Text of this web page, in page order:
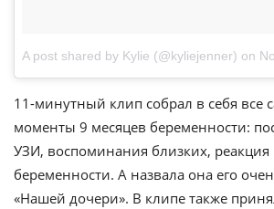
A post shared by Kylie (@kyliejenner) on
11-минутный клип собрал в себя все
моменты 9 месяцев беременности:
УЗИ, воспоминания близких, реакция
беременности. А назвала она его
«Нашей дочери». В клипе также